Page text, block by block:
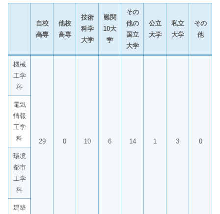
自校
高専
他校
高専
技術
科学
大学
難関
10大
学
その
他の
国立
大学
公立
大学
私立
大学
その
他
機械
工学
科
29 0 10 6 14 1 3 0
電気
情報
工学
科
環境
都市
工学
科
建築